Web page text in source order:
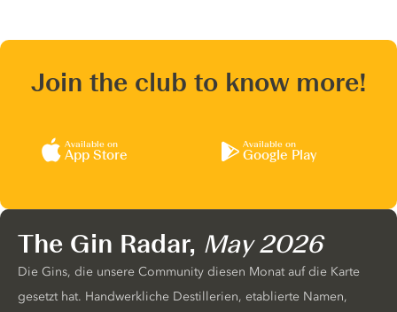
Join the club to know more!
Available on
App Store
Available on
Google Play
The Gin Radar, May 2026
Die Gins, die unsere Community diesen Monat auf die Karte
gesetzt hat. Handwerkliche Destillerien, etablierte Namen,